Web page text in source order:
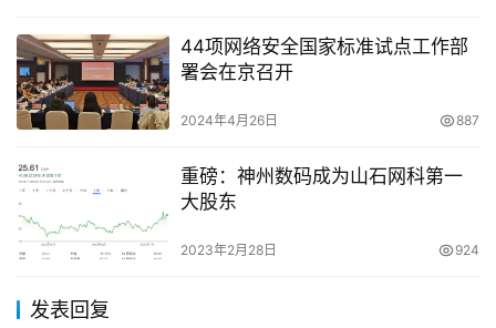
44项网络安全国家标准试点工作部
署会在京召开
2024年4月26日 887
重磅：神州数码成为山石网科第一
大股东
2023年2月28日 924
发表回复